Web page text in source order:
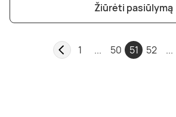
Žiūrėti pasiūlymą
1 ... 50 51 52 ...